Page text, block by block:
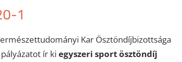
1
Kar Ösztöndíjbizottsága
ír ki egyszeri sport ösztöndíj